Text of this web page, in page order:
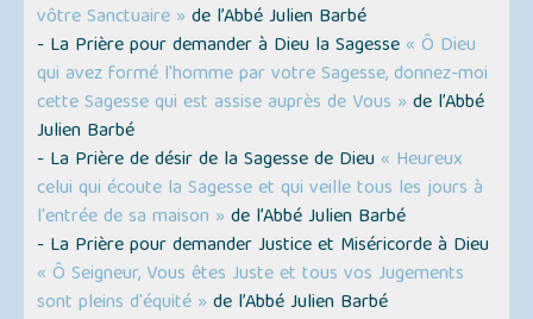
vôtre Sanctuaire » de l’Abbé Julien Barbé
- La Prière pour demander à Dieu la Sagesse « Ô Dieu
qui avez formé l'homme par votre Sagesse, donnez-moi
cette Sagesse qui est assise auprès de Vous » de l’Abbé
Julien Barbé
- La Prière de désir de la Sagesse de Dieu « Heureux
celui qui écoute la Sagesse et qui veille tous les jours à
l'entrée de sa maison » de l’Abbé Julien Barbé
- La Prière pour demander Justice et Miséricorde à Dieu
« Ô Seigneur, Vous êtes Juste et tous vos Jugements
sont pleins d'équité » de l’Abbé Julien Barbé